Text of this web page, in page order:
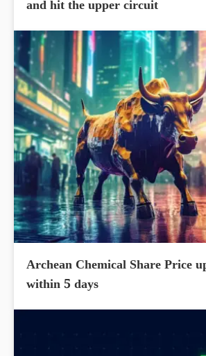
and hit the upper circuit
Archean Chemical Share Price
within 5 days